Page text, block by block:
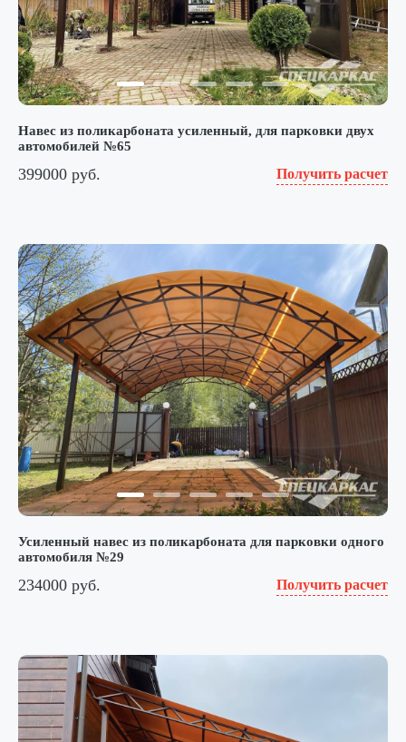
Навес из поликарбоната усиленный, для парковки двух
автомобилей №65
399000 руб. Получить расчет
Усиленный навес из поликарбоната для парковки одного
автомобиля №29
234000 руб. Получить расчет